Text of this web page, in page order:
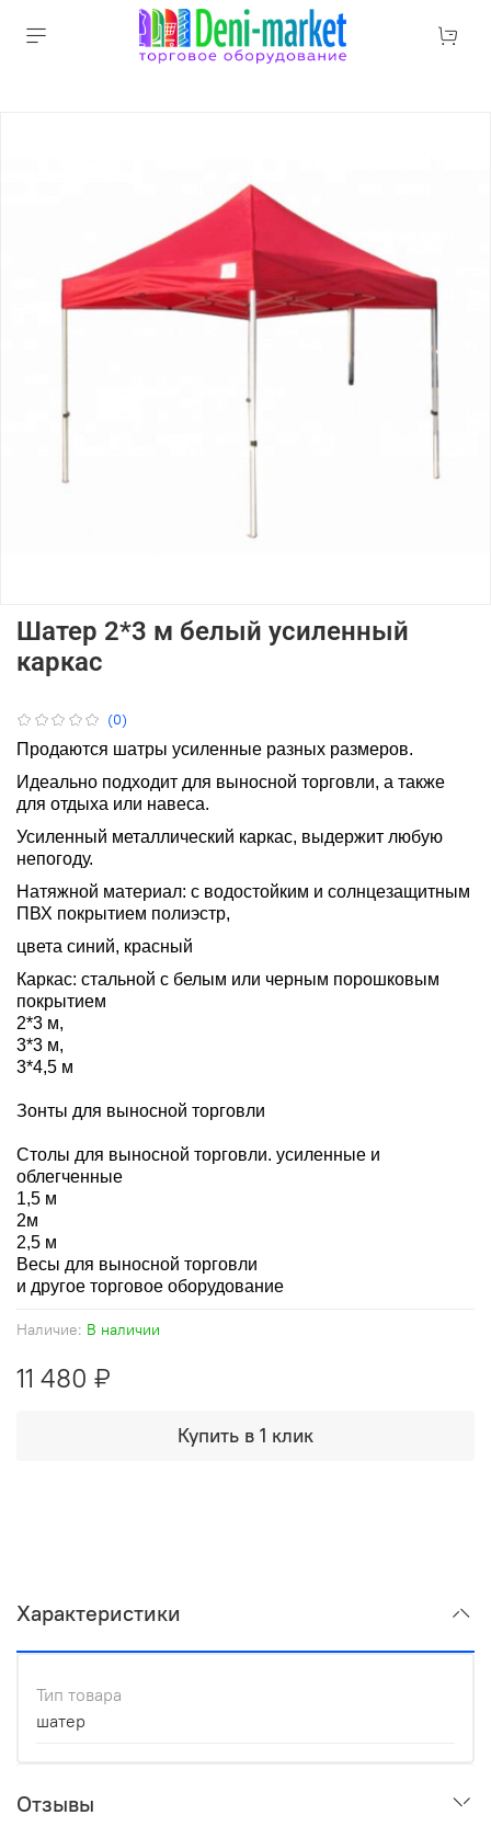
(0)
Наличие: В наличии
Шатер 2*3 м белый усиленный
каркас
11 480 ₽
Купить в 1 клик
Продаются шатры усиленные разных размеров.
Идеально подходит для выносной торговли, а также
для отдыха или навеса.
Усиленный металлический каркас, выдержит любую
непогоду.
Натяжной материал: с водостойким и солнцезащитным
ПВХ покрытием полиэстр,
цвета синий, красный
Каркас: стальной с белым или черным порошковым
покрытием
2*3 м,
3*3 м,
3*4,5 м
Зонты для выносной торговли
Столы для выносной торговли. усиленные и
облегченные
1,5 м
2м
2,5 м
Весы для выносной торговли
и другое торговое оборудование
Характеристики
Тип товара
шатер
Отзывы